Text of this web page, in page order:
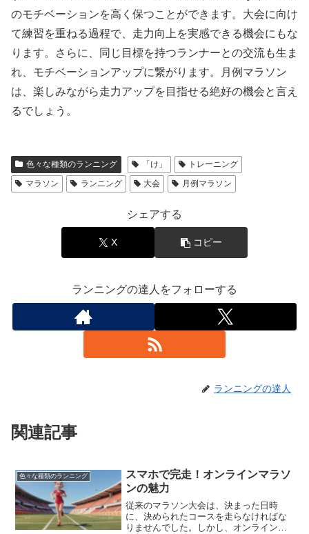
のモチベーションを高く保つことができます。大会に向け
て練習を重ねる過程で、走力向上を実感できる機会にもな
ります。さらに、同じ目標を持つランナーとの交流も生ま
れ、モチベーションアップに繋がります。月例マラソン
は、楽しみながら走力アップを目指せる絶好の機会と言え
るでしょう。
色々な種類のランニング 「け」
トレーニング
マラソン
ランニング 大会 月例マラソン
シェアする
X コピー
ランニングの達人をフォローする
ランニングの達人
関連記事
色々な種類のランニング
スマホで完走！オンラインマラソ
ンの魅力
従来のマラソン大会は、決まった日時
に、決められたコースを走らなければな
りませんでした。しかし、オンラインマ